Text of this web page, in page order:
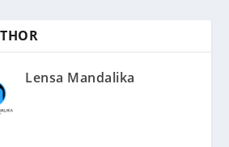
Lensa Mandalika